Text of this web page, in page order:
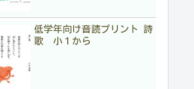
低学年向け音読プリント 詩
歌 小１から